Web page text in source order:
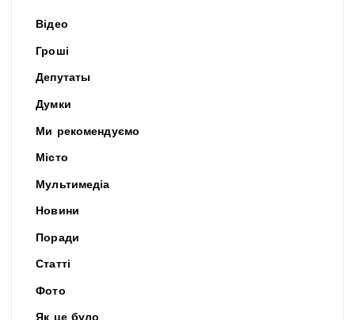
Відео
Гроші
Депутаты
Думки
Ми рекомендуємо
Місто
Мультимедіа
Новини
Поради
Статті
Фото